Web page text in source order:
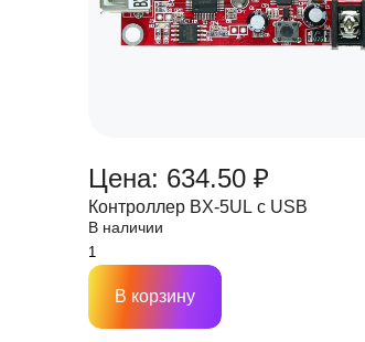
Цена: 634.50 ₽
Контроллер BX-5UL c USB
В наличии
В корзину